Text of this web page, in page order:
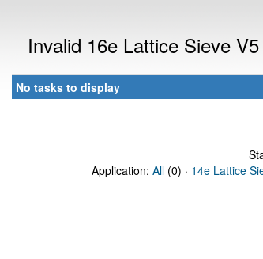
Invalid 16e Lattice Sieve
No tasks to display
Application: All (0) · 14e Lattice